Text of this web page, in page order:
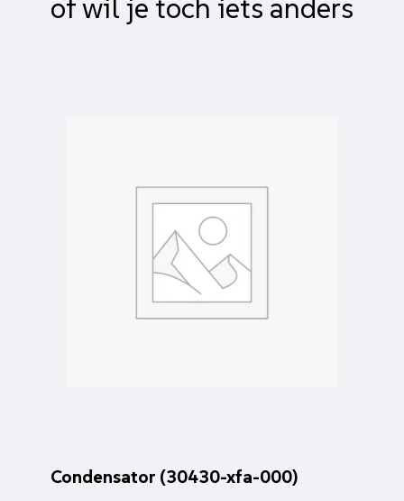
m+s
of wil je toch iets anders
Condensator (30430-xfa-000)